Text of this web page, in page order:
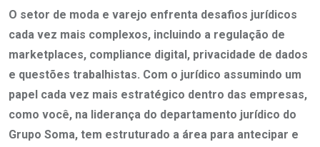
O setor de moda e varejo enfrenta desafios jurídicos
cada vez mais complexos, incluindo a regulação de
marketplaces, compliance digital, privacidade de dados
e questões trabalhistas. Com o jurídico assumindo um
papel cada vez mais estratégico dentro das empresas,
como você, na liderança do departamento jurídico do
Grupo Soma, tem estruturado a área para antecipar e